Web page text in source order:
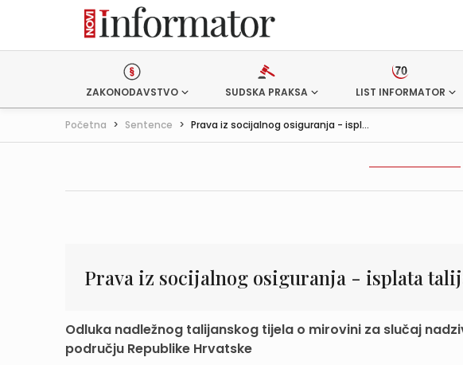
ZAKONODAVSTVO SUDSKA PRAKSA LIST INFORMATOR
Početna > Sentence > Prava iz socijalnog osiguranja - ispl...
Prava iz socijalnog osiguranja - isplata
Odluka nadležnog talijanskog tijela o mirovini za slučaj
području Republike Hrvatske